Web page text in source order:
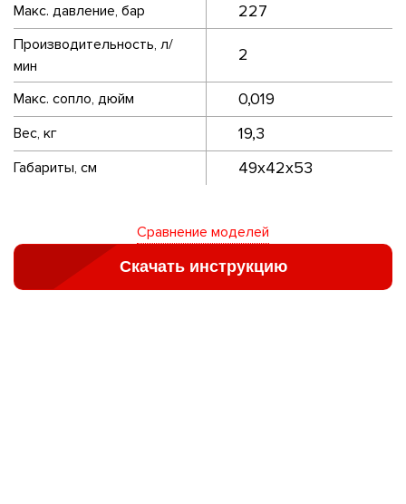
Макс. давление, бар 227
Производительность, л/
мин
2
Макс. сопло, дюйм 0,019
Вес, кг 19,3
Габариты, см 49х42х53
Сравнение моделей
Скачать инструкцию